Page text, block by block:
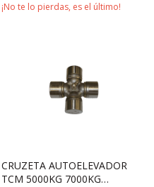
¡No te lo pierdas, es el último!
CRUZETA AUTOELEVADOR
TCM 5000KG 7000KG